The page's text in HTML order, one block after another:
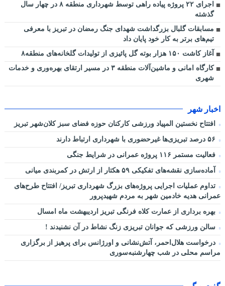
اجرای ۲۲ پروژه پیاده راهی توسط شهرداری منطقه ۸ در چهار سال
گذشته
مسابقات گلبال بزرگداشت شهدای جنگ رمضان در تبریز با معرفی
تیم‌های برتر به کار خود پایان داد
آغاز کاشت ۱۵۰ هزار بوته گل پائیزی از تولیدات گلخانه‌های منطقه۸
کارگاه امانی و ماشین‌آلات منطقه ۳ در مسیر ارتقای بهره‌وری و خدمات
شهری
اخبار شهر
افتتاح نخستین المپیاد ورزشی کارکنان حوزه فضای سبز کلان‌شهر تبریز
فعالیت مستمر ۱۱۶ پروژه عمرانی در شرایط جنگی
آماده‌سازی نقشه‌های تفکیکی ۵۹ هکتار از ارتش در کمربندی میانی
تداوم عملیات اجرایی پروژه‌های بزرگ شهرداری تبریز/ افتتاح طرح‌های
عمرانی هدیه خادمین شهر به مردم شهیدپرور
بهره برداری از عمارت کلاه فرنگی تبریز اردیبهشت ماه امسال
سالن ورزشی که جوانان تبریزی زنگ نشاط در آن نشنیدند !
درخواست هلال‌احمر، آتش‌نشانی و اورژانس برای پرهیز از برگزاری
مراسم محلی در شب چهارشنبه‌سوری